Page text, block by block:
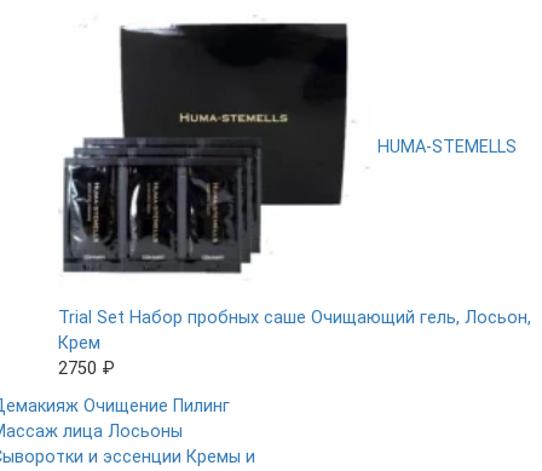
HUMA-STEMELLS
Trial Set Набор пробных саше Очищающий гель, Лосьон,
Крем
2750 ₽
Очищение Пилинг
лица Лосьоны
и эссенции Кремы и